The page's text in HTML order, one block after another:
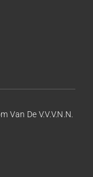
Van De V.V.V.N.N.